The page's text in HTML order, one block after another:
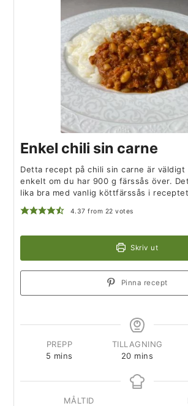
Enkel chili sin carne
Detta recept på chili sin carne är väldigt
enkelt om du har 900 g färssås över.
lika bra med vanlig köttfärssås i
4.37 from 22 votes
Skriv ut
Pinna recept
PREPP
5 mins
TILLAGNING
20 mins
MÅLTID